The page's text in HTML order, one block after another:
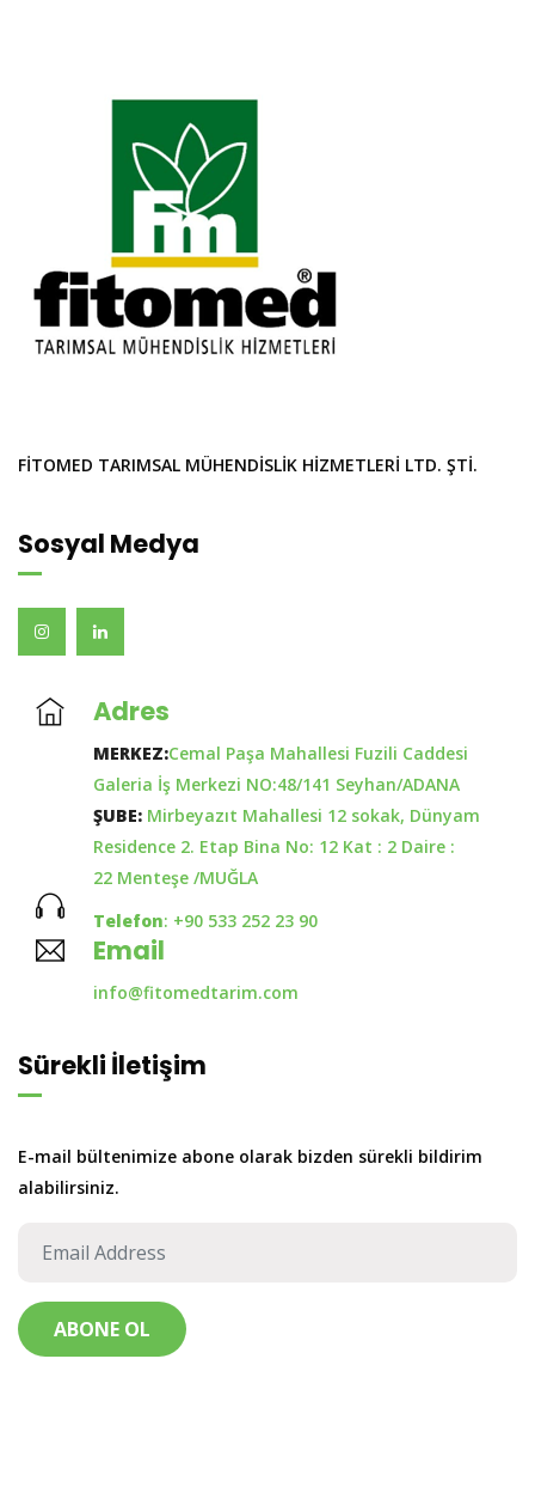
FİTOMED TARIMSAL MÜHENDİSLİK HİZMETLERİ LTD. ŞTİ.
Sosyal Medya
Adres
MERKEZ:Cemal Paşa Mahallesi Fuzili Caddesi
Galeria İş Merkezi NO:48/141 Seyhan/ADANA
ŞUBE: Mirbeyazıt Mahallesi 12 sokak, Dünyam
Residence 2. Etap Bina No: 12 Kat : 2 Daire :
22 Menteşe /MUĞLA
Telefon: +90 533 252 23 90
Email
info@fitomedtarim.com
Sürekli İletişim
E-mail bültenimize abone olarak bizden sürekli bildirim
alabilirsiniz.